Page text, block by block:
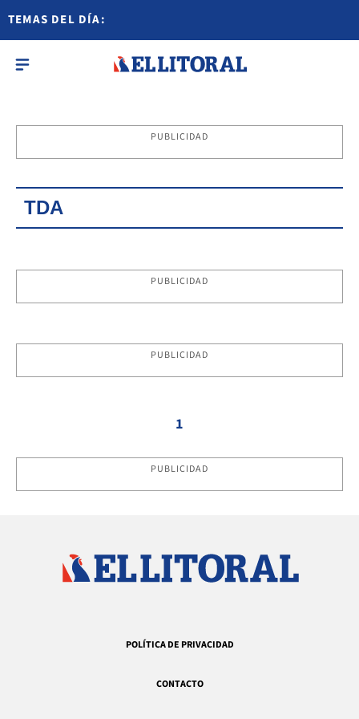
TEMAS DEL DÍA:
PUBLICIDAD
TDA
PUBLICIDAD
PUBLICIDAD
1
PUBLICIDAD
POLÍTICA DE PRIVACIDAD
CONTACTO